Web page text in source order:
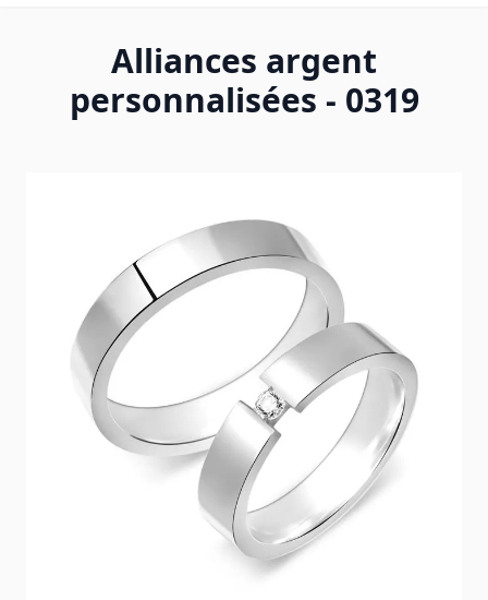
Alliances argent
personnalisées - 0319